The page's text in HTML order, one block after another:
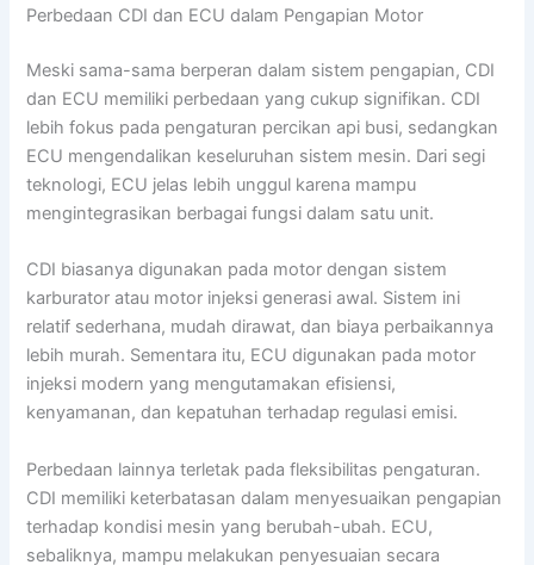
Perbedaan CDI dan ECU dalam Pengapian Motor
Meski sama-sama berperan dalam sistem pengapian, CDI
dan ECU memiliki perbedaan yang cukup signifikan. CDI
lebih fokus pada pengaturan percikan api busi, sedangkan
ECU mengendalikan keseluruhan sistem mesin. Dari segi
teknologi, ECU jelas lebih unggul karena mampu
mengintegrasikan berbagai fungsi dalam satu unit.
CDI biasanya digunakan pada motor dengan sistem
karburator atau motor injeksi generasi awal. Sistem ini
relatif sederhana, mudah dirawat, dan biaya perbaikannya
lebih murah. Sementara itu, ECU digunakan pada motor
injeksi modern yang mengutamakan efisiensi,
kenyamanan, dan kepatuhan terhadap regulasi emisi.
Perbedaan lainnya terletak pada fleksibilitas pengaturan.
CDI memiliki keterbatasan dalam menyesuaikan pengapian
terhadap kondisi mesin yang berubah-ubah. ECU,
sebaliknya, mampu melakukan penyesuaian secara